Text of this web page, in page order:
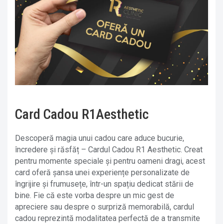
Card Cadou R1Aesthetic
Descoperă magia unui cadou care aduce bucurie,
încredere și răsfăț – Cardul Cadou R1 Aesthetic. Creat
pentru momente speciale și pentru oameni dragi, acest
card oferă șansa unei experiențe personalizate de
îngrijire și frumusețe, într-un spațiu dedicat stării de
bine. Fie că este vorba despre un mic gest de
apreciere sau despre o surpriză memorabilă, cardul
cadou reprezintă modalitatea perfectă de a transmite